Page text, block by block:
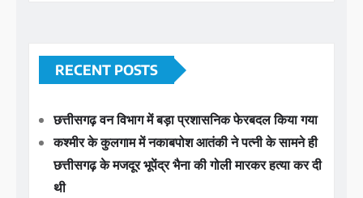
RECENT POSTS
छत्तीसगढ़ वन विभाग में बड़ा प्रशासनिक फेरबदल किया गया
कश्मीर के कुलगाम में नकाबपोश आतंकी ने पत्नी के सामने ही
छत्तीसगढ़ के मजदूर भूपेंद्र भैना की गोली मारकर हत्या कर दी
थी